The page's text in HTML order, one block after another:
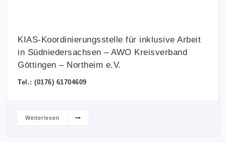
KIAS-Koordinierungsstelle für inklusive Arbeit
in Südniedersachsen – AWO Kreisverband
Göttingen – Northeim e.V.
Tel.: (0176) 61704609
Weiterlesen